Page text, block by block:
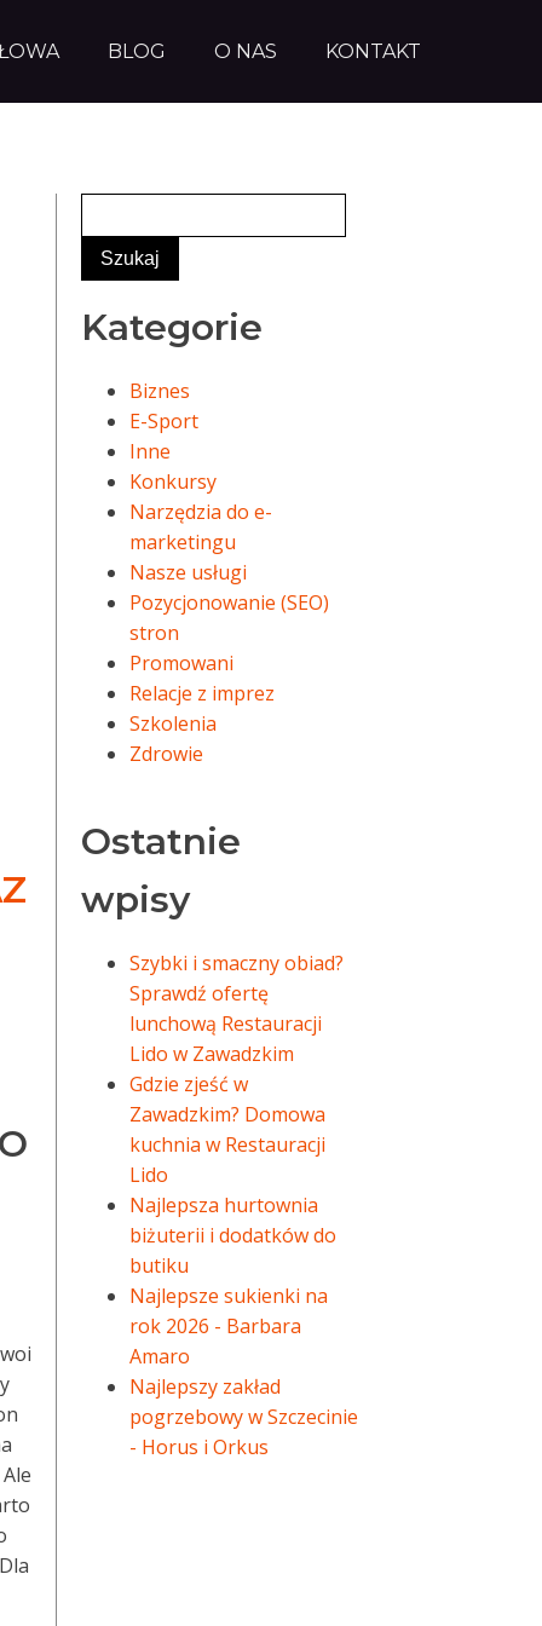
BLOG O NAS KONTAKT
Kategorie
Biznes
E-Sport
Inne
Konkursy
Narzędzia do e-
marketingu
Nasze usługi
Pozycjonowanie (SEO)
stron
Promowani
Relacje z imprez
Szkolenia
Zdrowie
Ostatnie
wpisy
Szybki i smaczny obiad?
Sprawdź ofertę
lunchową Restauracji
Lido w Zawadzkim
Gdzie zjeść w
Zawadzkim? Domowa
kuchnia w Restauracji
Lido
Najlepsza hurtownia
biżuterii i dodatków do
butiku
Najlepsze sukienki na
rok 2026 - Barbara
Amaro
Najlepszy zakład
pogrzebowy w Szczecinie
- Horus i Orkus